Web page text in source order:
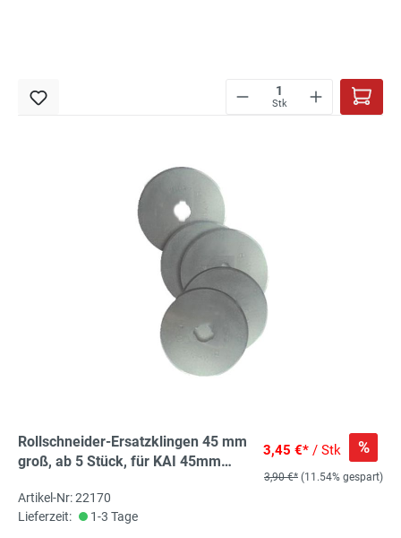
Stk
Rollschneider-Ersatzklingen 45 mm
groß, ab 5 Stück, für KAI 45mm
3,45 €* / Stk %
3,90 €* (11.54% gespart)
Artikel-Nr: 22170
Lieferzeit:
1-3 Tage